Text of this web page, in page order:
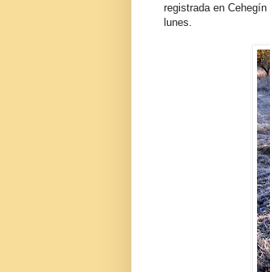
registrada enCehegín
lunes.